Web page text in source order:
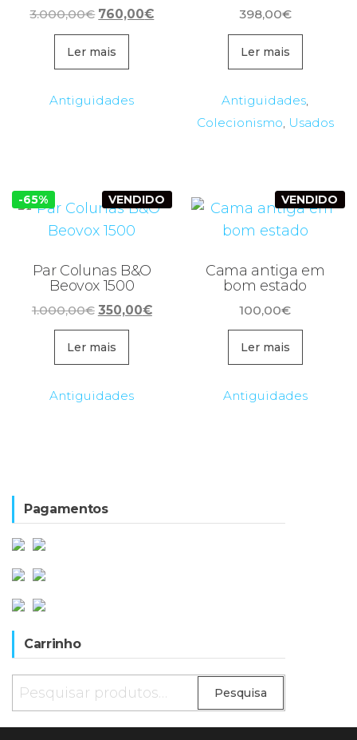
3.000,00€ O
preço
original
era:
760,00€O
Ler mais
Antiguidades
398,00€
Ler mais
Antiguidades,
Colecionismo, Usados
-65% VENDIDO
Par Colunas B&O
Beovox 1500
1.000,00€ O
preço
original
era:
350,00€O
Ler mais
Antiguidades
VENDIDO
Cama antiga em
bom estado
100,00€
Ler mais
Antiguidades
Pagamentos
Carrinho
Pesquisar
por:
Pesquisa